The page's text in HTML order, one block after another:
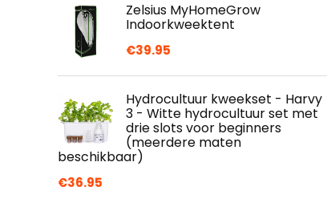
Zelsius MyHomeGrow
Indoorkweektent
€39.95
Hydrocultuur kweekset - Harvy
3 - Witte hydrocultuur set met
drie slots voor beginners
(meerdere maten
beschikbaar)
€36.95